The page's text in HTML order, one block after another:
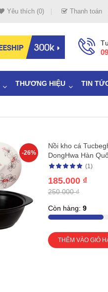
Yêu thích (0) Thanh toán
THƯƠNG HIỆU TIN
-26%
Nồi kho cá
DongHwa Hàn
(1)
185.000 ₫
250.000 ₫
Còn hàng:9
THÊM VÀO GIỎ